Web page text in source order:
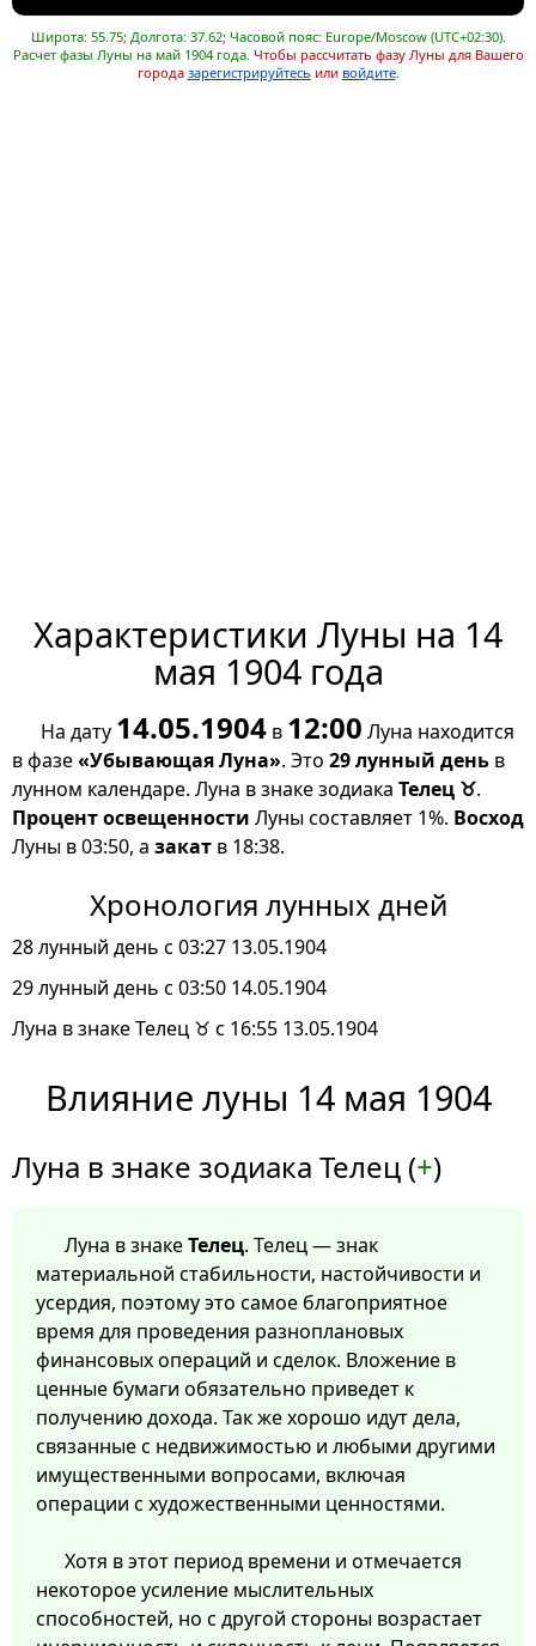
Широта: 55.75; Долгота: 37.62; Часовой пояс: Europe/Moscow (UTC+02:30).
Расчет фазы Луны на май 1904 года. Чтобы рассчитать фазу Луны для Вашего
города зарегистрируйтесь или войдите.
Характеристики Луны на 14
мая 1904 года
На дату 14.05.1904 в 12:00 Луна находится
в фазе«Убывающая Луна». Это 29 лунный день в
лунном календаре. Луна в знаке зодиака Телец ♉.
Процент освещенности Луны составляет 1%. Восход
Луны в 03:50, а закат в 18:38.
Хронология лунных дней
28 лунный день с 03:27 13.05.1904
29 лунный день с 03:50 14.05.1904
Луна в знаке Телец ♉ с 16:55 13.05.1904
Влияние луны 14 мая 1904
Луна в знаке зодиака Телец (+)
Луна в знакеТелец. Телец — знак
материальной стабильности, настойчивости и
усердия, поэтому это самое благоприятное
время для проведения разноплановых
финансовых операций и сделок. Вложение в
ценные бумаги обязательно приведет к
получению дохода. Так же хорошо идут дела,
связанные с недвижимостью и любыми другими
имущественными вопросами, включая
операции с художественными ценностями.
Хотя в этот период времени и отмечается
некоторое усиление мыслительных
способностей, но с другой стороны возрастает